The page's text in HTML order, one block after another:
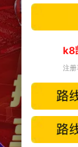
k8
注册